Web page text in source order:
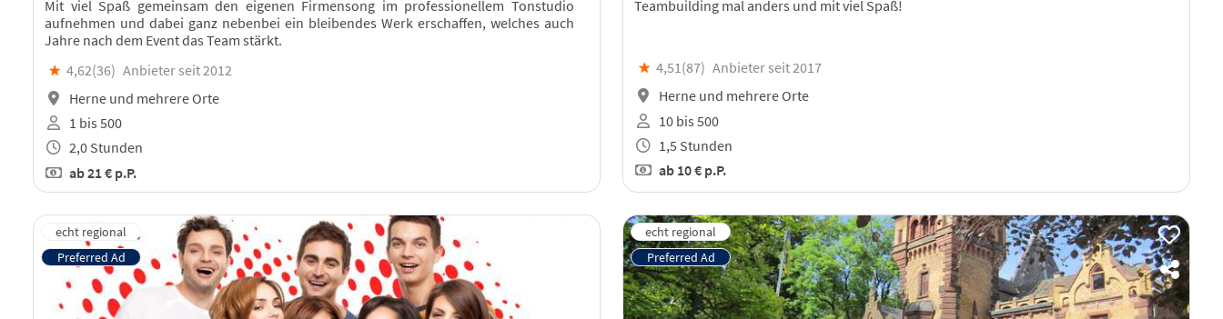
Mit viel Spaß gemeinsam den eigenen Firmensong im professionellem Tonstudio
aufnehmen und dabei ganz nebenbei ein bleibendes Werk erschaffen, welches auch
Jahre nach dem Event das Team stärkt.
★ 4,62(36) Anbieter seit 2012
Herne und mehrere Orte
1 bis 500
2,0 Stunden
ab21 € p.P.
Teambuilding mal anders und mit viel Spaß!
★ 4,51(87) Anbieter seit 2017
Herne und mehrere Orte
10 bis 500
1,5 Stunden
ab 10 € p.P.